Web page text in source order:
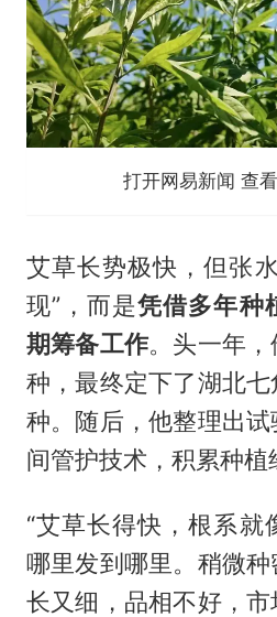
打开网易新闻 查
艾草长势极快，但张
现”，而是凭借多年种
期筹备工作。头一年
种，最终定下了湖北
种。随后，他整理出
间管护技术，积累种植
“艾草长得快，根系就
哪里发到哪里。稍微
长又细，品相不好，